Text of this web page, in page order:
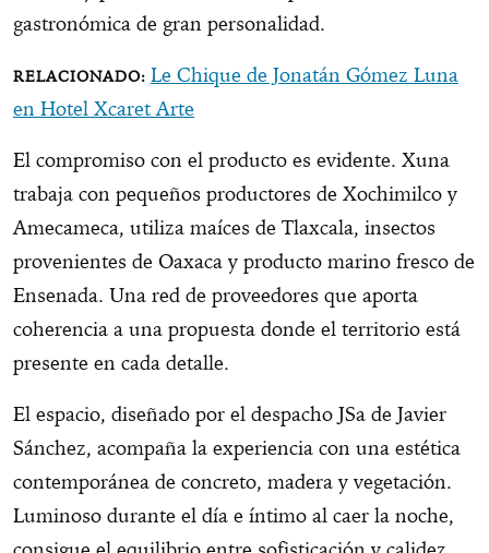
gastronómica de gran personalidad.
Le Chique de Jonatán Gómez Luna
en Hotel Xcaret Arte
El compromiso con el producto es evidente. Xuna
trabaja con pequeños productores de Xochimilco y
Amecameca, utiliza maíces de Tlaxcala, insectos
provenientes de Oaxaca y producto marino fresco de
Ensenada. Una red de proveedores que aporta
coherencia a una propuesta donde el territorio está
presente en cada detalle.
El espacio, diseñado por el despacho JSa de Javier
Sánchez, acompaña la experiencia con una estética
contemporánea de concreto, madera y vegetación.
Luminoso durante el día e íntimo al caer la noche,